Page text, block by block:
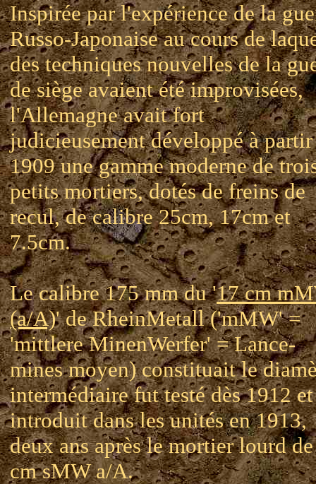
Inspirée par l'expérience de la
Russo-Japonaise au cours de
des techniques nouvelles de la
de siège avaient été improvisées,
l'Allemagne avait fort
judicieusement développé à
1909 une gamme moderne de
petits mortiers, dotés de freins de
recul, de calibre 25cm, 17cm et
7.5cm.
Le calibre 175 mm du '17 cm
(a/A)' de RheinMetall ('mMW' =
'mittlere MinenWerfer' = Lance-
mines moyen) constituait le
intermédiaire fut testé dès 1912 et
introduit dans les unités en 1913,
deux ans après le mortier lourd
cm sMW a/A.